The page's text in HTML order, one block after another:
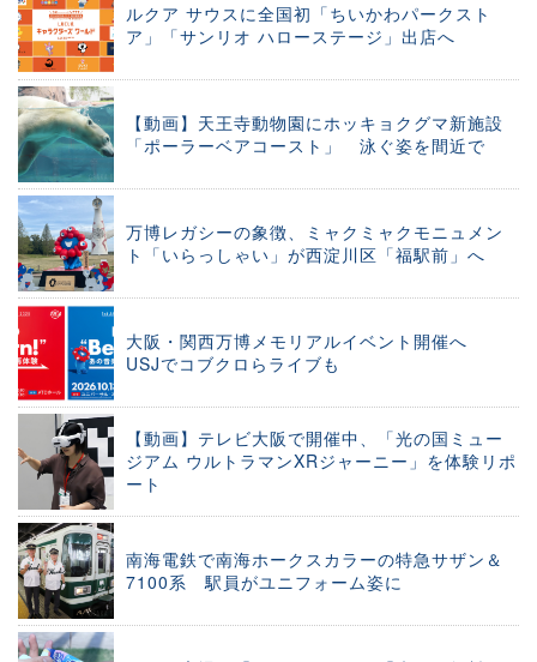
ルクア サウスに全国初「ちいかわパークスト
ア」「サンリオ ハローステージ」出店へ
【動画】天王寺動物園にホッキョクグマ新施設
「ポーラーベアコースト」 泳ぐ姿を間近で
万博レガシーの象徴、ミャクミャクモニュメン
ト「いらっしゃい」が西淀川区「福駅前」へ
大阪・関西万博メモリアルイベント開催へ
USJでコブクロらライブも
【動画】テレビ大阪で開催中、「光の国ミュー
ジアム ウルトラマンXRジャーニー」を体験リポ
ート
南海電鉄で南海ホークスカラーの特急サザン＆
7100系 駅員がユニフォーム姿に